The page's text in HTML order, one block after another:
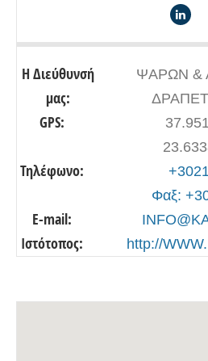
Η Διεύθυνσή
μας:
ΨΑΡΩΝ &
GPS:
Τηλέφωνο:
Φαξ:
E-mail:
Ιστότοπος: http://